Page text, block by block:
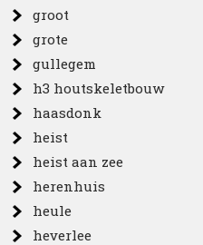
groot
grote
gullegem
h3 houtskeletbouw
haasdonk
heist
heist aan zee
herenhuis
heule
heverlee